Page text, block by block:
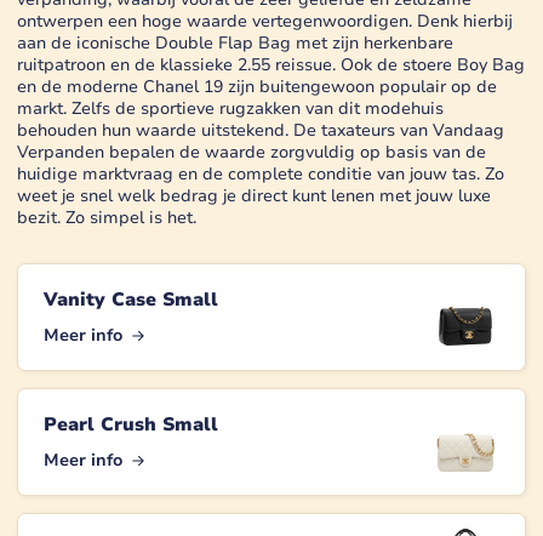
ontwerpen een hoge waarde vertegenwoordigen. Denk hierbij
aan de iconische Double Flap Bag met zijn herkenbare
ruitpatroon en de klassieke 2.55 reissue. Ook de stoere Boy Bag
en de moderne Chanel 19 zijn buitengewoon populair op de
markt. Zelfs de sportieve rugzakken van dit modehuis
behouden hun waarde uitstekend. De taxateurs van Vandaag
Verpanden bepalen de waarde zorgvuldig op basis van de
huidige marktvraag en de complete conditie van jouw tas. Zo
weet je snel welk bedrag je direct kunt lenen met jouw luxe
bezit. Zo simpel is het.
Vanity Case Small
Meer info
Pearl Crush Small
Meer info